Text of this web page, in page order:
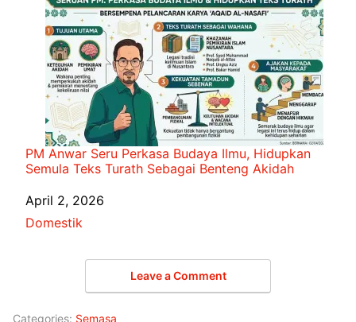
PM Anwar Seru Perkasa Budaya Ilmu, Hidupkan
Semula Teks Turath Sebagai Benteng Akidah
Date
April 2, 2026
In relation to
Domestik
Leave a Comment
Categories: Semasa